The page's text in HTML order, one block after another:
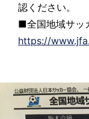
認ください。
■全国地域サッ
https://